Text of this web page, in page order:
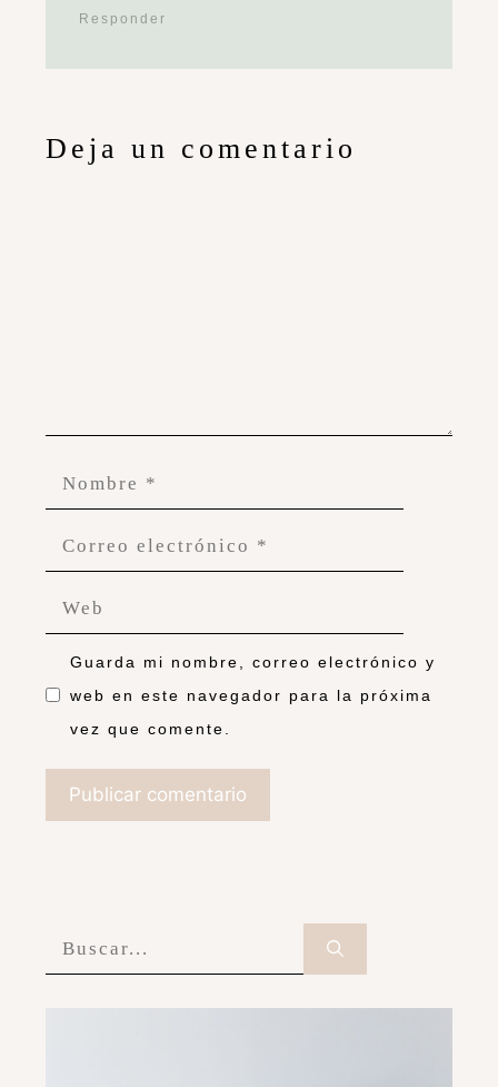
Responder
Deja un comentario
Guarda mi nombre, correo electrónico y
web en este navegador para la próxima
vez que comente.